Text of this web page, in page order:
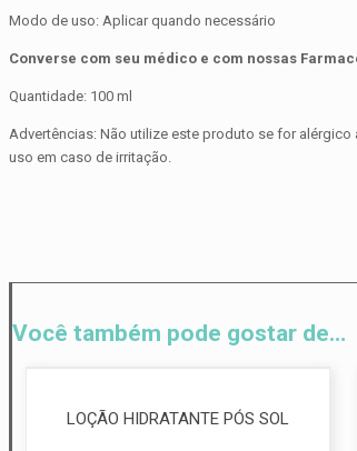
Modo de uso: Aplicar quando necessário
Converse com seu médico e com nossas
Quantidade: 100 ml
Advertências: Não utilize este produto se for
uso em caso de irritação.
Você também pode gostar de…
LOÇÃO HIDRATANTE PÓS SOL